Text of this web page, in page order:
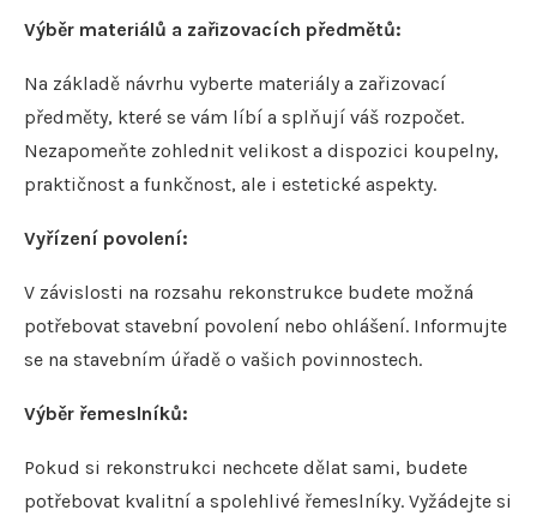
Výběr materiálů a zařizovacích předmětů:
Na základě návrhu vyberte materiály a zařizovací
předměty, které se vám líbí a splňují váš rozpočet.
Nezapomeňte zohlednit velikost a dispozici koupelny,
praktičnost a funkčnost, ale i estetické aspekty.
Vyřízení povolení:
V závislosti na rozsahu rekonstrukce budete možná
potřebovat stavební povolení nebo ohlášení. Informujte
se na stavebním úřadě o vašich povinnostech.
Výběr řemeslníků:
Pokud si rekonstrukci nechcete dělat sami, budete
potřebovat kvalitní a spolehlivé řemeslníky. Vyžádejte si